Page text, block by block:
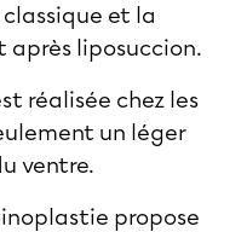
et la
après liposuccion.
réalisée chez les
un léger
ventre.
propose